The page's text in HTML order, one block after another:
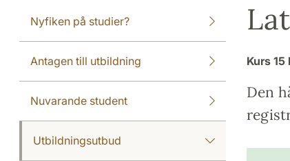
Nyfiken på studier?
Antagen till utbildning
Nuvarande student
Utbildningsutbud
Kurs 15
Den